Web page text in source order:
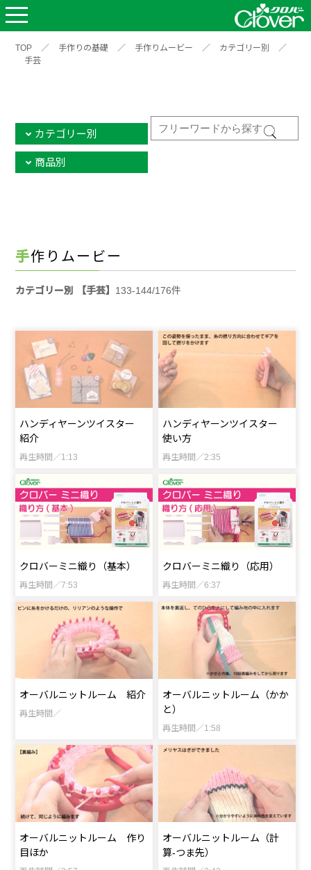
TOP ／ 手作りの基礎 ／ 手作りムービー ／ カテゴリー別
／
手芸
カテゴリー別
商品別
手作りムービー
カテゴリー別 【手芸】 133-144/176件
ハンディヤーンツイスター
紹介
再生時間／1:13
ハンディヤーンツイスター
使い方
再生時間／2:35
クロバーミニ織り（基本）
再生時間／7:53
クロバーミニ織り（応用）
再生時間／6:37
オーバルニットルーム 紹介
再生時間／
オーバルニットルーム（かか
と）
再生時間／1:58
オーバルニットルーム 作り
目ほか
オーバルニットルーム（計
算-つま先）